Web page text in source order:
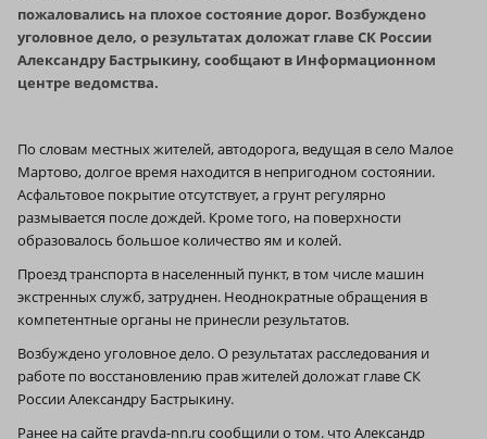
пожаловались на плохое состояние дорог. Возбуждено
уголовное дело, о результатах доложат главе СК России
Александру Бастрыкину, сообщают в Информационном
центре ведомства.
По словам местных жителей, автодорога, ведущая в село Малое
Мартово, долгое время находится в непригодном состоянии.
Асфальтовое покрытие отсутствует, а грунт регулярно
размывается после дождей. Кроме того, на поверхности
образовалось большое количество ям и колей.
Проезд транспорта в населенный пункт, в том числе машин
экстренных служб, затруднен. Неоднократные обращения в
компетентные органы не принесли результатов.
Возбуждено уголовное дело. О результатах расследования и
работе по восстановлению прав жителей доложат главе СК
России Александру Бастрыкину.
Ранее на сайте pravda-nn.ru сообщили о том. что Александр